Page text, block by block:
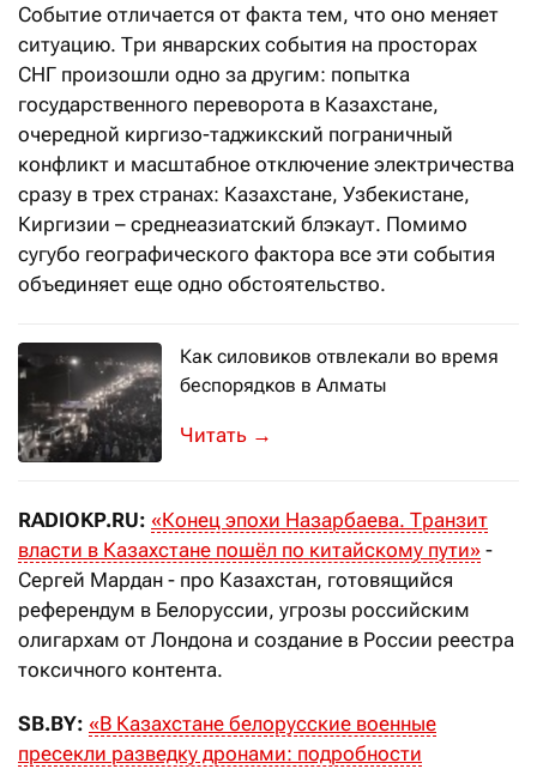
Событие отличается от факта тем, что оно меняет
ситуацию. Три январских события на просторах
СНГ произошли одно за другим: попытка
государственного переворота в Казахстане,
очередной киргизо-таджикский пограничный
конфликт и масштабное отключение электричества
сразу в трех странах: Казахстане, Узбекистане,
Киргизии – среднеазиатский блэкаут. Помимо
сугубо географического фактора все эти события
объединяет еще одно обстоятельство.
Как силовиков отвлекали во время
беспорядков в Алматы
Бакытжан Сагинтаев объяснил это
→
RADIOKP.RU: «Конец эпохи Назарбаева. Транзит
власти в Казахстане пошёл по китайскому пути» -
Сергей Мардан - про Казахстан, готовящийся
референдум в Белоруссии, угрозы российским
олигархам от Лондона и создание в России реестра
токсичного контента.
SB.BY: «В Казахстане белорусские военные
пресекли разведку дронами: подробности